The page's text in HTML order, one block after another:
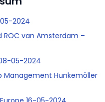
2024
van Amsterdam –
05-2024
Management Hunkemöller